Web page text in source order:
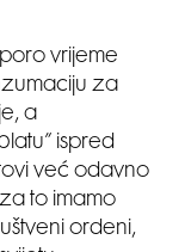
vrijeme
za
a
ispred
već odavno
to imamo
ordeni,